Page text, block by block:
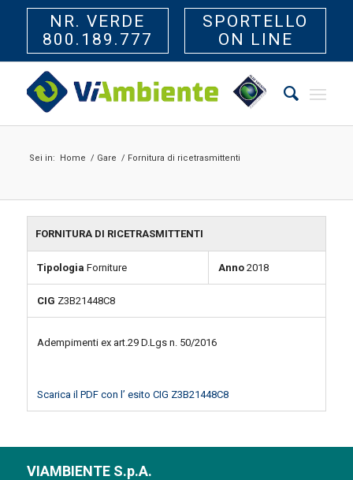
NR. VERDE
800.189.777
SPORTELLO
ON LINE
Sei in: Home / Gare / Fornitura di ricetrasmittenti
FORNITURA DI RICETRASMITTENTI
Tipologia Forniture Anno2018
CIG Z3B21448C8
Adempimenti ex art.29 D.Lgs n. 50/2016
Scarica il PDF con l’ esito CIG Z3B21448C8
VIAMBIENTE S.p.A.